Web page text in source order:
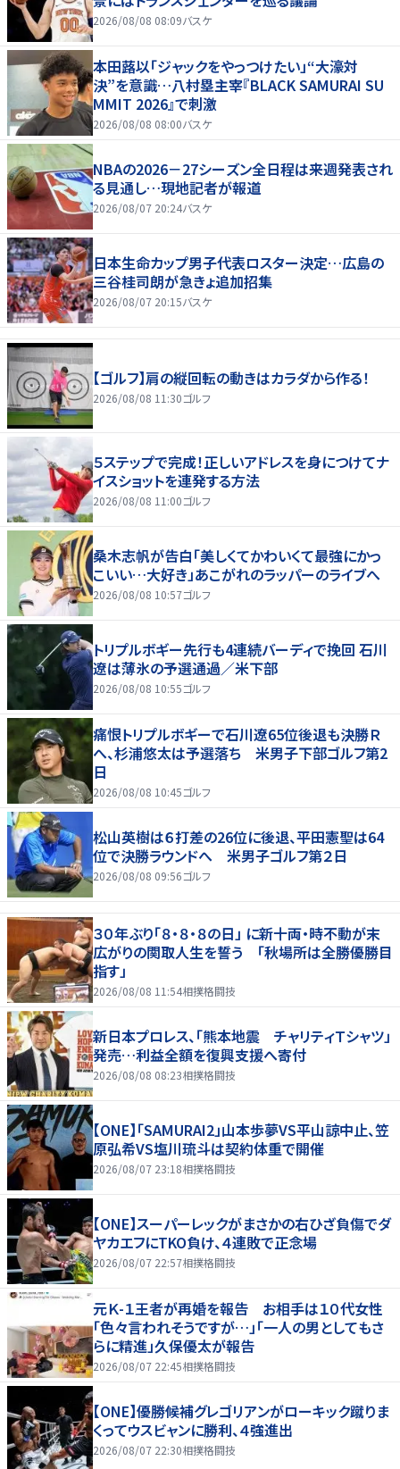
2026/08/08 08:09バスケ
本田蕗以「ジャックをやっつけたい」“大濠対
決”を意識…八村塁主宰『BLACK SAMURAI SU
MMIT 2026』で刺激
2026/08/08 08:00バスケ
NBAの2026－27シーズン全日程は来週発表され
る見通し…現地記者が報道
2026/08/07 20:24バスケ
日本生命カップ男子代表ロスター決定…広島の
三谷桂司朗が急きょ追加招集
2026/08/07 20:15バスケ
【ゴルフ】肩の縦回転の動きはカラダから作る！
2026/08/08 11:30ゴルフ
５ステップで完成！正しいアドレスを身につけてナ
イスショットを連発する方法
2026/08/08 11:00ゴルフ
桑木志帆が告白「美しくてかわいくて最強にかっ
こいい…大好き」あこがれのラッパーのライブへ
2026/08/08 10:57ゴルフ
トリプルボギー先行も4連続バーディで挽回 石川
遼は薄氷の予選通過／米下部
2026/08/08 10:55ゴルフ
痛恨トリプルボギーで石川遼65位後退も決勝Ｒ
へ、杉浦悠太は予選落ち 米男子下部ゴルフ第2
日
2026/08/08 10:45ゴルフ
松山英樹は６打差の26位に後退、平田憲聖は64
位で決勝ラウンドへ 米男子ゴルフ第２日
2026/08/08 09:56ゴルフ
３０年ぶり「８・８・８の日」 に新十両・時不動が末
広がりの関取人生を誓う 「秋場所は全勝優勝目
指す」
2026/08/08 11:54相撲格闘技
新日本プロレス、「熊本地震 チャリティＴシャツ」
発売…利益全額を復興支援へ寄付
2026/08/08 08:23相撲格闘技
【ONE】「SAMURAI2」山本歩夢VS平山諒中止、笠
原弘希VS塩川琉斗は契約体重で開催
2026/08/07 23:18相撲格闘技
【ONE】スーパーレックがまさかの右ひざ負傷でダ
ヤカエフにTKO負け、４連敗で正念場
2026/08/07 22:57相撲格闘技
元Ｋ-１王者が再婚を報告 お相手は１０代女性
「色々言われそうですが…」「一人の男としてもさ
らに精進」久保優太が報告
2026/08/07 22:45相撲格闘技
【ONE】優勝候補グレゴリアンがローキック蹴りま
くってウスビャンに勝利、４強進出
2026/08/07 22:30相撲格闘技